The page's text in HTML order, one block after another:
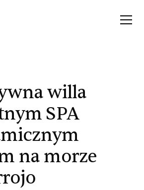
willa
SPA
na morze